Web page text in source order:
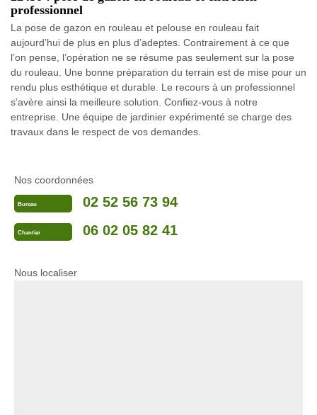
professionnel
La pose de gazon en rouleau et pelouse en rouleau fait
aujourd’hui de plus en plus d’adeptes. Contrairement à ce que
l’on pense, l’opération ne se résume pas seulement sur la pose
du rouleau. Une bonne préparation du terrain est de mise pour un
rendu plus esthétique et durable. Le recours à un professionnel
s’avère ainsi la meilleure solution. Confiez-vous à notre
entreprise. Une équipe de jardinier expérimenté se charge des
travaux dans le respect de vos demandes.
Nos coordonnées
Bureau 02 52 56 73 94
Chantier 06 02 05 82 41
Nous localiser